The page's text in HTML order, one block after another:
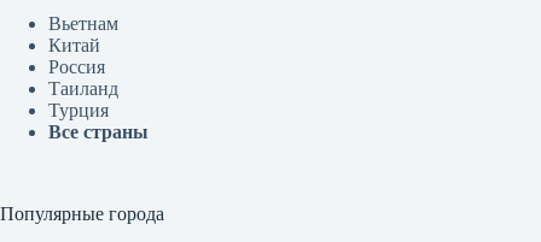
Вьетнам
Китай
Россия
Таиланд
Турция
Все страны
Популярные города